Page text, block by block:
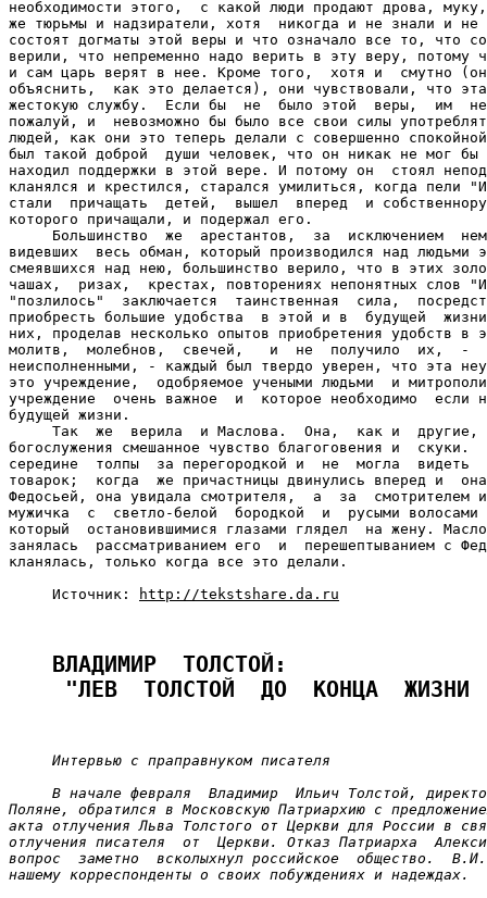
необходимости этого,  с какой люди продают дрова,
же тюрьмы и надзиратели, хотя  никогда и не знали и
состоят догматы этой веры и что означало все то, что
верили, что непременно надо верить в эту веру, потому
и сам царь верят в нее. Кроме того,  хотя и  смутно
объяснить,  как это делается), они чувствовали, что
жестокую службу.  Если бы  не  было этой  веры,  им
пожалуй, и  невозможно бы было все свои силы
людей, как они это теперь делали с совершенно
был такой доброй  души человек, что он никак не мог
находил поддержки в этой вере. И потому он  стоял
кланялся и крестился, старался умилиться, когда пели
стали  причащать  детей,  вышел  вперед  и
которого причащали, и подержал его.
Большинство  же  арестантов,  за  исключением
видевших  весь обман, который производился над
смеявшихся над нею, большинство верило, что в этих
чашах,  ризах,  крестах, повторениях непонятных слов
"позлилось"  заключается  таинственная  сила,
приобресть большие удобства  в этой и в  будущей
них, проделав несколько опытов приобретения удобств в
молитв,  молебнов,  свечей,   и  не  получило  их,  -
неисполненными, - каждый был твердо уверен, что эта
это учреждение,  одобряемое учеными людьми  и
учреждение  очень важное  и  которое необходимо
будущей жизни.
Так  же  верила  и Маслова.  Она,  как и  другие,
богослужения смешанное чувство благоговения и  скуки.
середине  толпы  за перегородкой и  не  могла  видеть
товарок;  когда  же причастницы двинулись вперед и
Федосьей, она увидала смотрителя,  а  за  смотрителем
мужичка  с  светло-белой  бородкой  и  русыми
который  остановившимися глазами глядел  на жену.
занялась  рассматриванием его  и  перешептыванием с
кланялась, только когда все это делали.
     Источник:
http://tekstshare.da.ru
ВЛАДИМИР  ТОЛСТОЙ:
"ЛЕВ  ТОЛСТОЙ  ДО  КОНЦА  ЖИЗНИ
Интервью с праправнуком писателя
В начале февраля  Владимир  Ильич Толстой,
Поляне, обратился в Московскую Патриархию с
акта отлучения Льва Толстого от Церкви для России в
отлучения писателя  от  Церкви. Отказ Патриарха
вопрос  заметно  всколыхнул российское  общество.
нашему корреспонденты о своих побуждениях и надеждах.